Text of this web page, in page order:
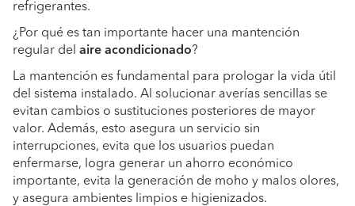
refrigerantes.
¿Por qué es tan importante hacer una mantención
regular del aire acondicionado?
La mantención es fundamental para prologar la vida útil
del sistema instalado. Al solucionar averías sencillas se
evitan cambios o sustituciones posteriores de mayor
valor. Además, esto asegura un servicio sin
interrupciones, evita que los usuarios puedan
enfermarse, logra generar un ahorro económico
importante, evita la generación de moho y malos olores,
y asegura ambientes limpios e higienizados.